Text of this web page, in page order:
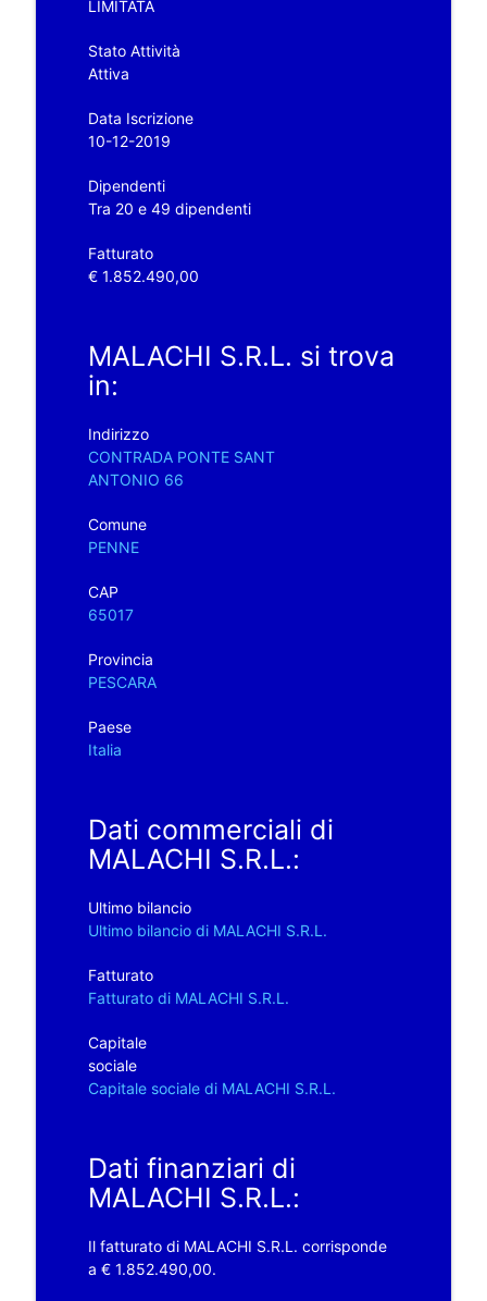
LIMITATA
Stato Attività
Attiva
Data Iscrizione
10-12-2019
Dipendenti
Tra 20 e 49 dipendenti
Fatturato
€ 1.852.490,00
MALACHI S.R.L. si trova
in:
Indirizzo
CONTRADA PONTE SANT
ANTONIO 66
Comune
PENNE
CAP
65017
Provincia
PESCARA
Paese
Italia
Dati commerciali di
MALACHI S.R.L.:
Ultimo bilancio
Ultimo bilancio di MALACHI S.R.L.
Fatturato
Fatturato di MALACHI S.R.L.
Capitale
sociale
Capitale sociale di MALACHI S.R.L.
Dati finanziari di
MALACHI S.R.L.:
Il fatturato di MALACHI S.R.L. corrisponde
a € 1.852.490,00.